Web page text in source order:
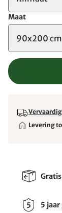
Maat
90x200 cm
Levering
5